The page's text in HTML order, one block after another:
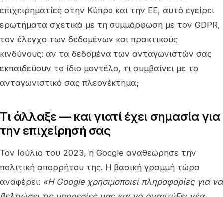
επιχειρηματίες στην Κύπρο και την ΕΕ, αυτό εγείρει
ερωτήματα σχετικά με τη συμμόρφωση με τον GDPR,
τον έλεγχο των δεδομένων και πρακτικούς
κινδύνους: αν τα δεδομένα των ανταγωνιστών σας
εκπαιδεύουν το ίδιο μοντέλο, τι συμβαίνει με το
ανταγωνιστικό σας πλεονέκτημα;
Τι άλλαξε — και γιατί έχει σημασία για
την επιχείρησή σας
Τον Ιούλιο του 2023, η Google αναθεώρησε την
πολιτική απορρήτου της. Η βασική γραμμή τώρα
αναφέρει: «Η Google χρησιμοποιεί πληροφορίες για να